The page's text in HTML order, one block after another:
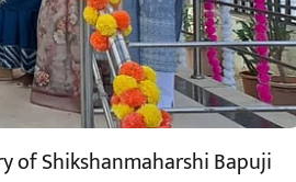
of Shikshanmaharshi Bapuji